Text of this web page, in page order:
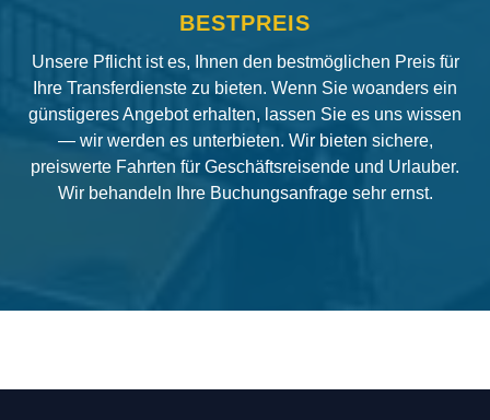
BESTPREIS
Unsere Pflicht ist es, Ihnen den bestmöglichen Preis für
Ihre Transferdienste zu bieten. Wenn Sie woanders ein
günstigeres Angebot erhalten, lassen Sie es uns wissen
— wir werden es unterbieten. Wir bieten sichere,
preiswerte Fahrten für Geschäftsreisende und Urlauber.
Wir behandeln Ihre Buchungsanfrage sehr ernst.